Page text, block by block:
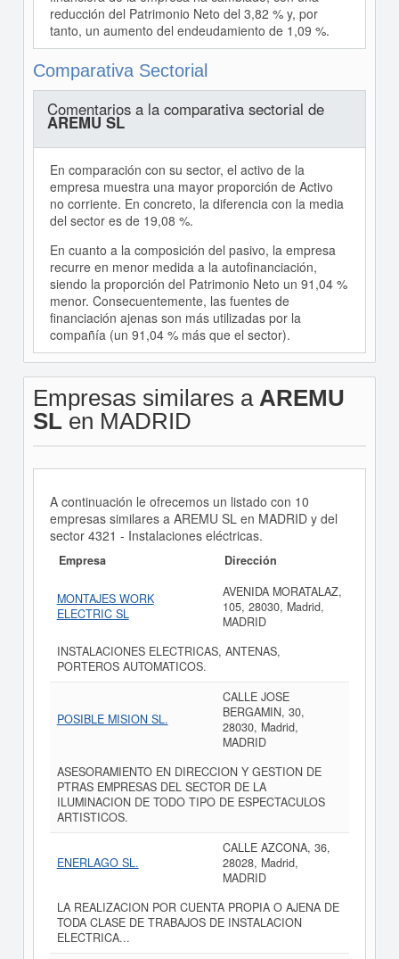
reducción del Patrimonio Neto del 3,82 % y, por
tanto, un aumento del endeudamiento de 1,09 %.
Comparativa Sectorial
Comentarios a la comparativa sectorial de
AREMU SL
En comparación con su sector, el activo de la
empresa muestra una mayor proporción de Activo
no corriente. En concreto, la diferencia con la media
del sector es de 19,08 %.
En cuanto a la composición del pasivo, la empresa
recurre en menor medida a la autofinanciación,
siendo la proporción del Patrimonio Neto un 91,04 %
menor. Consecuentemente, las fuentes de
financiación ajenas son más utilizadas por la
compañía (un 91,04 % más que el sector).
Empresas similares a AREMU
SL en MADRID
A continuación le ofrecemos un listado con 10
empresas similares a AREMU SL en MADRID y del
sector 4321 - Instalaciones eléctricas.
Empresa Dirección
MONTAJES WORK
ELECTRIC SL
AVENIDA MORATALAZ,
105, 28030, Madrid,
MADRID
INSTALACIONES ELECTRICAS, ANTENAS,
PORTEROS AUTOMATICOS.
POSIBLE MISION SL.
CALLE JOSE
BERGAMIN, 30,
28030, Madrid,
MADRID
ASESORAMIENTO EN DIRECCION Y GESTION DE
PTRAS EMPRESAS DEL SECTOR DE LA
ILUMINACION DE TODO TIPO DE ESPECTACULOS
ARTISTICOS.
ENERLAGO SL.
CALLE AZCONA, 36,
28028, Madrid,
MADRID
LA REALIZACION POR CUENTA PROPIA O AJENA DE
TODA CLASE DE TRABAJOS DE INSTALACION
ELECTRICA...